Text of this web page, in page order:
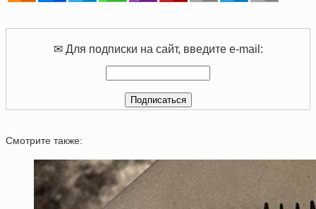
✉ Для подписки на сайт, введите e-mail:
Смотрите также: